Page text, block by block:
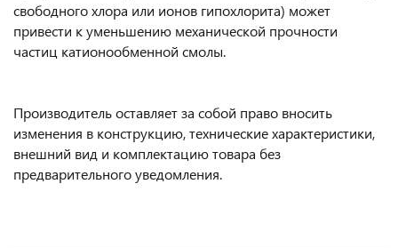
свободного хлора или ионов гипохлорита) может
привести к уменьшению механической прочности
частиц катионообменной смолы.
Производитель оставляет за собой право вносить
изменения в конструкцию, технические характеристики,
внешний вид и комплектацию товара без
предварительного уведомления.